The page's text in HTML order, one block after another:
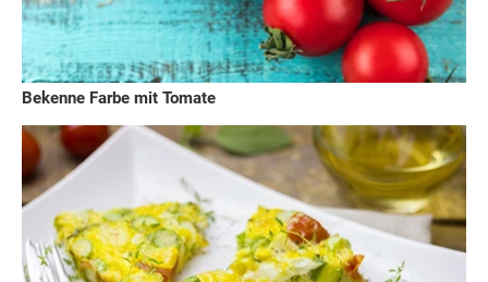
Bekenne Farbe mit Tomate